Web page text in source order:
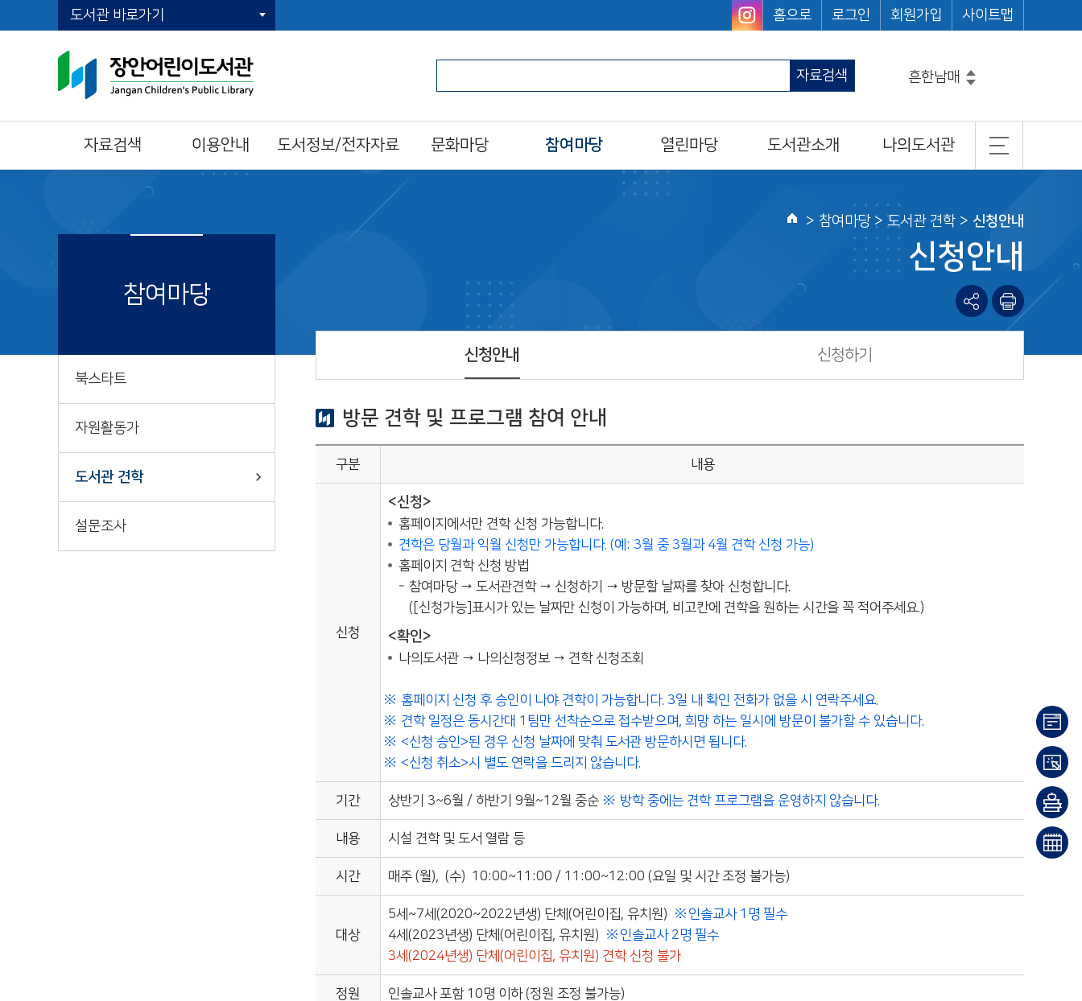
도서관 바로가기 홈으로 로그인 회원가입 사이트맵
자료검색
흔한남매
코믹메이플스토리수학도둑
마법천자문
손오공의한자대탐험마법천자문
설민석의한국사대모험
자료검색
신착자료검색
공공도서관 인기도
이용안내
자료이용방법
책이음회원전환
시설이용방법
책나래
도서정보/전자자료
전자잡지(E-Journal)
문화마당
오늘의 도서관
참여마당 열린마당
알립니다
도서관소개
조직 및 담당업무
나의도서관
도서이용정보
관심도서목록
나의신청정보
참여마당
북스타트
자원활동가
도서관 견학
설문조사
홈
> 참여마당> 도서관 견학 > 신청안내
신청안내
신청안내 신청하기
방문 견학 및 프로그램 참여 안내
구분 내용
신청
<신청>
홈페이지에서만 견학 신청 가능합니다.
견학은 당월과 익월 신청만 가능합니다. (예: 3월 중 3월과 4월 견학 신청 가능)
홈페이지 견학 신청 방법
참여마당 → 도서관견학 → 신청하기 → 방문할 날짜를 찾아 신청합니다.
([신청가능]표시가 있는 날짜만 신청이 가능하며, 비고칸에 견학을 원하는 시간을 꼭 적어주세요.)
<확인>
나의도서관 → 나의신청정보 → 견학 신청조회
홈페이지 신청 후 승인이 나야 견학이 가능합니다. 3일 내 확인 전화가 없을 시 연락주세요.
견학 일정은 동시간대 1팀만 선착순으로 접수받으며, 희망 하는 일시에 방문이 불가할 수 있습니다.
<신청 승인>된 경우 신청 날짜에 맞춰 도서관 방문하시면 됩니다.
<신청 취소>시 별도 연락을 드리지 않습니다.
기간 상반기 3~6월 / 하반기 9월~12월 중순 방학 중에는 견학 프로그램을 운영하지 않습니다.
내용 시설 견학 및 도서 열람 등
시간 매주 (월), (수) 10:00~11:00 / 11:00~12:00 (요일 및 시간 조정 불가능)
대상
5세~7세(2020~2022년생) 단체(어린이집, 유치원)
인솔교사 1명 필수
4세(2023년생) 단체(어린이집, 유치원)
인솔교사 2명 필수
3세(2024년생) 단체(어린이집, 유치원) 견학 신청 불가
정원 인솔교사 포함 10명 이하 (정원 조정 불가능)
이용
안내
대출/
반납
조회
희망